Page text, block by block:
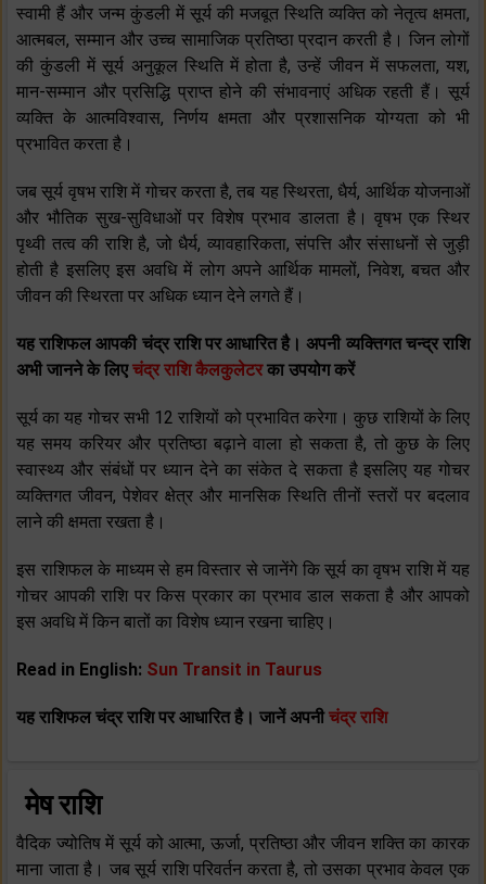
स्वामी हैं और जन्म कुंडली में सूर्य की मजबूत स्थिति व्यक्ति को नेतृत्व क्षमता,
आत्मबल, सम्मान और उच्च सामाजिक प्रतिष्ठा प्रदान करती है। जिन लोगों
की कुंडली में सूर्य अनुकूल स्थिति में होता है, उन्हें जीवन में सफलता, यश,
मान-सम्मान और प्रसिद्धि प्राप्त होने की संभावनाएं अधिक रहती हैं। सूर्य
व्यक्ति के आत्मविश्वास, निर्णय क्षमता और प्रशासनिक योग्यता को भी
प्रभावित करता है।
जब सूर्य वृषभ राशि में गोचर करता है, तब यह स्थिरता, धैर्य, आर्थिक योजनाओं
और भौतिक सुख-सुविधाओं पर विशेष प्रभाव डालता है। वृषभ एक स्थिर
पृथ्वी तत्व की राशि है, जो धैर्य, व्यावहारिकता, संपत्ति और संसाधनों से जुड़ी
होती है इसलिए इस अवधि में लोग अपने आर्थिक मामलों, निवेश, बचत और
जीवन की स्थिरता पर अधिक ध्यान देने लगते हैं।
यह राशिफल आपकी चंद्र राशि पर आधारित है। अपनी व्यक्तिगत चन्द्र राशि
अभी जानने के लिएचंद्र राशि कैलकुलेटरका उपयोग करें
सूर्य का यह गोचर सभी 12 राशियों को प्रभावित करेगा। कुछ राशियों के लिए
यह समय करियर और प्रतिष्ठा बढ़ाने वाला हो सकता है, तो कुछ के लिए
स्वास्थ्य और संबंधों पर ध्यान देने का संकेत दे सकता है इसलिए यह गोचर
व्यक्तिगत जीवन, पेशेवर क्षेत्र और मानसिक स्थिति तीनों स्तरों पर बदलाव
लाने की क्षमता रखता है।
इस राशिफल के माध्यम से हम विस्तार से जानेंगे कि सूर्य का वृषभ राशि में यह
गोचर आपकी राशि पर किस प्रकार का प्रभाव डाल सकता है और आपको
इस अवधि में किन बातों का विशेष ध्यान रखना चाहिए।
Read in English: Sun Transit in Taurus
यह राशिफल चंद्र राशि पर आधारित है। जानें अपनीचंद्र राशि
मेष राशि
वैदिक ज्योतिष में सूर्य को आत्मा, ऊर्जा, प्रतिष्ठा और जीवन शक्ति का कारक
माना जाता है। जब सूर्य राशि परिवर्तन करता है, तो उसका प्रभाव केवल एक